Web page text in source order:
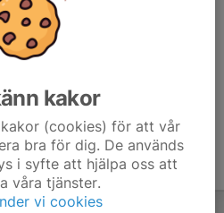
kakor
(cookies) för att vår
bra för dig. De används
i syfte att hjälpa oss att
våra tjänster.
vi cookies